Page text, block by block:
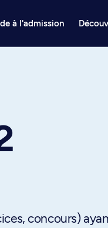
à l'admission
concours)